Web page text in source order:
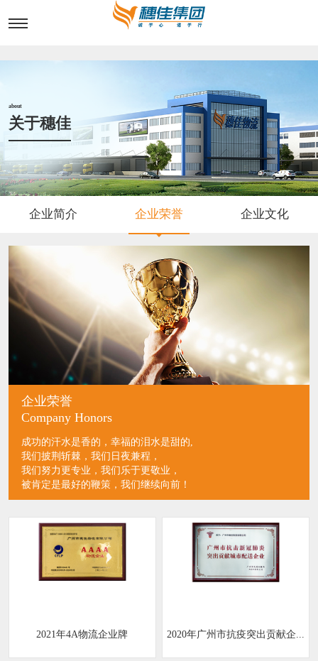
about
关于穗佳
企业简介 企业荣誉 企业文化
企业荣誉
Company Honors
成功的汗水是香的，幸福的泪水是甜的,
我们披荆斩棘，我们日夜兼程，
我们努力更专业，我们乐于更敬业，
被肯定是最好的鞭策，我们继续向前！
2021年4A物流企业牌 2020年广州市抗疫突出贡献企...